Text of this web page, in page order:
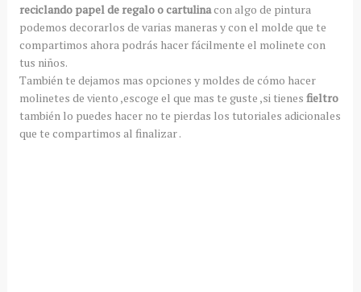
reciclando papel de regalo o cartulinacon algo de pintura
podemos decorarlos de varias maneras y con el molde que te
compartimos ahora podrás hacer fácilmente el molinete con
tus niños.
También te dejamos mas opciones y moldes de cómo hacer
molinetes de viento ,escoge el que mas te guste ,si tienes fieltro
también lo puedes hacer no te pierdas los tutoriales adicionales
que te compartimos al finalizar .